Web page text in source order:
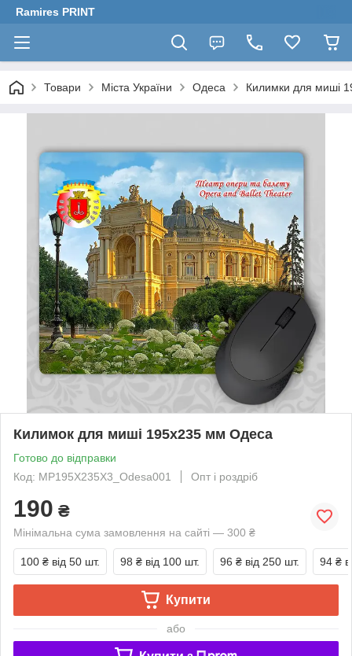
Ramires PRINT
Товари Міста України Одеса Килимки для миші
Килимок для миші 195х235 мм Одеса
Готово до відправки
Код: MP195Х235Х3_Odesa001
Опт і роздріб
190 ₴
Мінімальна сума замовлення на сайті — 300 ₴
100 ₴ від 50 шт. 98 ₴ від 100 шт. 96 ₴ від 250 шт. 94 ₴
Купити
або